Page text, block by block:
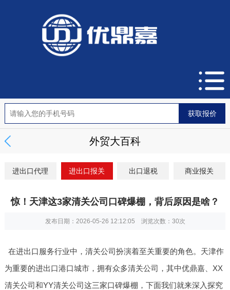
外贸大百科
进出口代理 进出口报关 出口退税 商业报关
惊！天津这3家清关公司口碑爆棚，背后原因是啥？
发布日期：2026-05-26 12:12:05 浏览次数： 30次
在进出口服务行业中，清关公司扮演着至关重要的角色。天津作
为重要的进出口港口城市，拥有众多清关公司，其中优鼎嘉、XX
清关公司和YY清关公司这三家口碑爆棚，下面我们就来深入探究